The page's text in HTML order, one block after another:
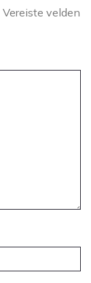
Vereiste velden